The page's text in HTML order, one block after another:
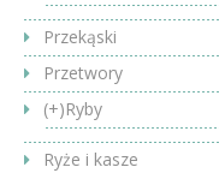
Przekąski
Przetwory
(+)Ryby
Ryże i kasze